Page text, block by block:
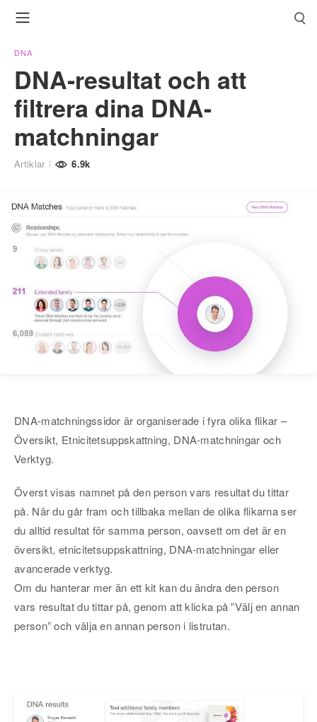
DNA
DNA-resultat och att
filtrera dina DNA-
matchningar
Artiklar 6.9k
DNA-matchningssidor är organiserade i fyra olika flikar –
Översikt, Etnicitetsuppskattning, DNA-matchningar och
Verktyg.
Överst visas namnet på den person vars resultat du tittar
på. När du går fram och tillbaka mellan de olika flikarna ser
du alltid resultat för samma person, oavsett om det är en
översikt, etnicitetsuppskattning, DNA-matchningar eller
avancerade verktyg.
Om du hanterar mer än ett kit kan du ändra den person
vars resultat du tittar på, genom att klicka på ”Välj en annan
person” och välja en annan person i listrutan.